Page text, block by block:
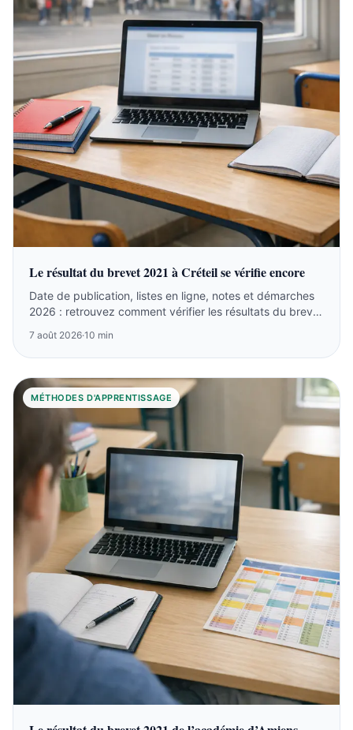
Le résultat du brevet 2021 à Créteil se vérifie encore
Date de publication, listes en ligne, notes et démarches
2026 : retrouvez comment vérifier les résultats du brevet
7 août 2026·10 min
MÉTHODES D'APPRENTISSAGE